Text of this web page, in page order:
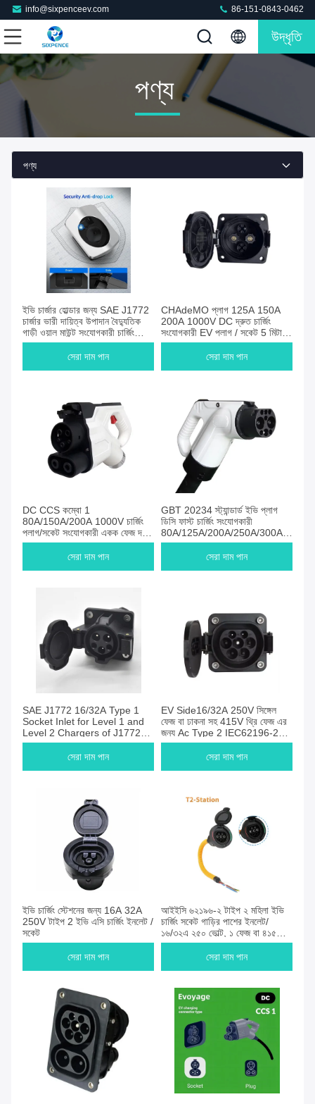
info@sixpenceev.com 86-151-0843-0462
উদ্ধৃতি
পণ্য
পণ্য
ইভি চার্জার হোল্ডার জন্য SAE J1772
চার্জার ভারী দায়িত্ব উপাদান বৈদ্যুতিক
গাড়ী ওয়াল মাউন্ট সংযোগকারী চার্জিং
ক্যাবল সংগঠক
সেরা দাম পান
CHAdeMO প্লাগ 125A 150A
200A 1000V DC দ্রুত চার্জিং
সংযোগকারী EV প্লাগ / সকেট 5 মিটার
তারের সাথে একক-ফেজ
সেরা দাম পান
DC CCS কম্বো 1
80A/150A/200A 1000V চার্জিং
প্লাগ/সকেট সংযোগকারী একক ফেজ দ্রুত
চার্জিং কম্বো 1 সংযোগকারী
সেরা দাম পান
GBT 20234 স্ট্যান্ডার্ড ইভি প্লাগ
ডিসি ফাস্ট চার্জিং সংযোগকারী
80A/125A/200A/250A/300A
DC চার্জারের জন্য 5 মিটার ক্যাবল সহ
সেরা দাম পান
SAE J1772 16/32A Type 1
Socket Inlet for Level 1 and
Level 2 Chargers of J1772
Vehicle Side EV Connector
Socket (যানবাহনের পাশের ইভি
সেরা দাম পান
EV Side16/32A 250V সিঙ্গেল
ফেজ বা ঢাকনা সহ 415V থ্রি ফেজ এর
জন্য Ac Type 2 IEC62196-2
সংযোগকারী পুরুষ সকেট/ইনলেট
সেরা দাম পান
ইভি চার্জিং স্টেশনের জন্য 16A 32A
250V টাইপ 2 ইভি এসি চার্জিং ইনলেট /
সকেট
সেরা দাম পান
আইইসি ৬২১৯৬-২ টাইপ ২ মহিলা ইভি
চার্জিং সকেট গাড়ির পাশের ইনলেট/
১৬/৩২এ ২৫০ ভোল্ট, ১ ফেজ বা ৪১৫
ভোল্ট ৩ ফেজ পুরুষ সকেট
সেরা দাম পান